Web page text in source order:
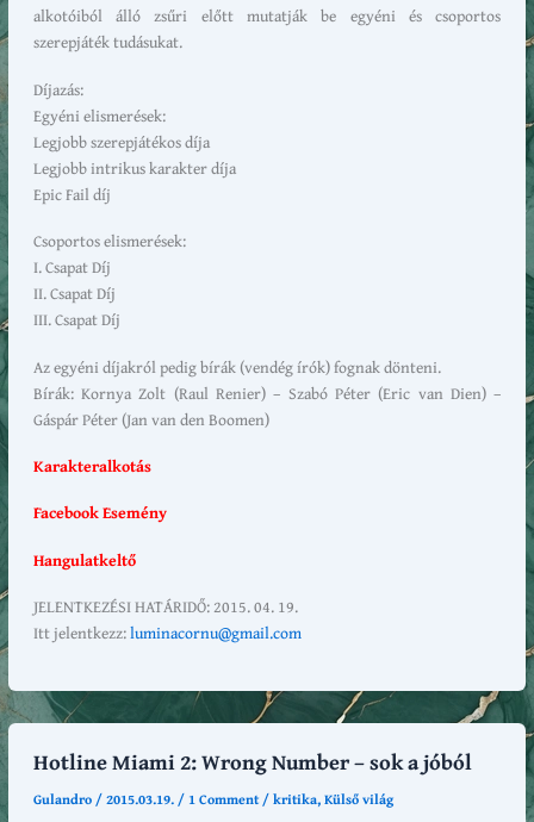
alkotóiból álló zsűri előtt mutatják be egyéni és csoportos
szerepjáték tudásukat.
Díjazás:
Egyéni elismerések:
Legjobb szerepjátékos díja
Legjobb intrikus karakter díja
Epic Fail díj
Csoportos elismerések:
I. Csapat Díj
II. Csapat Díj
III. Csapat Díj
Az egyéni díjakról pedig bírák (vendég írók) fognak dönteni.
Bírák: Kornya Zolt (Raul Renier) – Szabó Péter (Eric van Dien) –
Gáspár Péter (Jan van den Boomen)
Karakteralkotás
Facebook Esemény
Hangulatkeltő
JELENTKEZÉSI HATÁRIDŐ: 2015. 04. 19.
Itt jelentkezz:luminacornu@gmail.com
Hotline Miami 2: Wrong Number – sok a jóból
Gulandro /2015.03.19. / 1 Comment /kritika,Külső világ